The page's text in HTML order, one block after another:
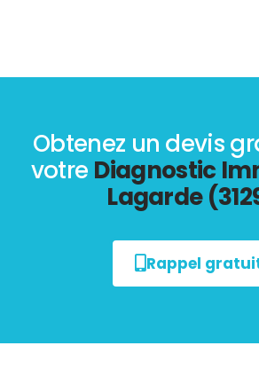
Obtenez un devis
votre Diagnostic
Lagarde
Rappel